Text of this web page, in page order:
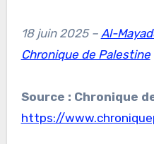
18 juin 2025 – Al-
Chronique de Palestine
Source : Chronique
https://